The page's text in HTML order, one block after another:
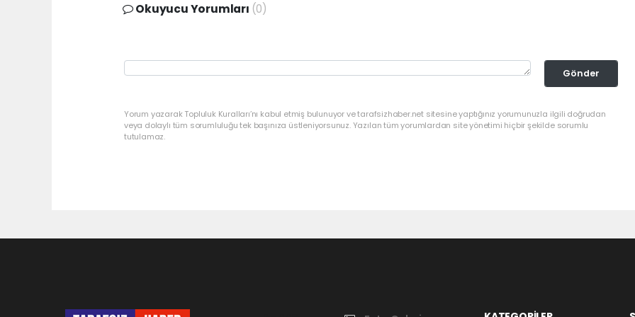
Okuyucu Yorumları (0)
Gönder
Yorum yazarak Topluluk Kuralları’nı kabul etmiş bulunuyor ve tarafsizhaber.net sitesine yaptığınız yorumunuzla ilgili doğrudan
veya dolaylı tüm sorumluluğu tek başınıza üstleniyorsunuz. Yazılan tüm yorumlardan site yönetimi hiçbir şekilde sorumlu
tutulamaz.